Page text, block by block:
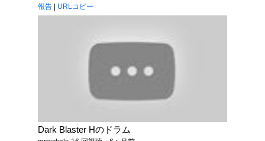
報告
URLコピー
Dark Blaster Hのドラム